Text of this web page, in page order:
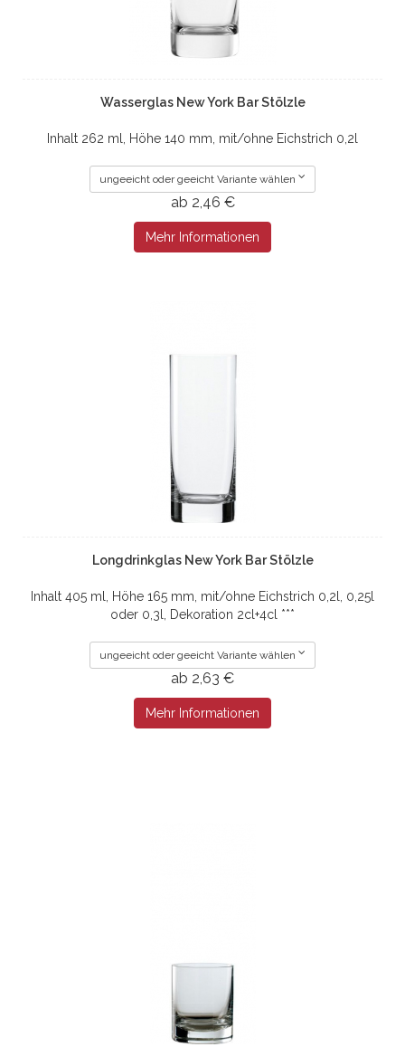
Wasserglas New York Bar Stölzle
Inhalt 262 ml, Höhe 140 mm, mit/ohne Eichstrich 0,2l
ungeeicht oder geeicht Variante wählen
ab 2,46 €
Mehr Informationen
Longdrinkglas New York Bar Stölzle
Inhalt 405 ml, Höhe 165 mm, mit/ohne Eichstrich 0,2l, 0,25l
oder 0,3l, Dekoration 2cl+4cl ***
ungeeicht oder geeicht Variante wählen
ab 2,63 €
Mehr Informationen